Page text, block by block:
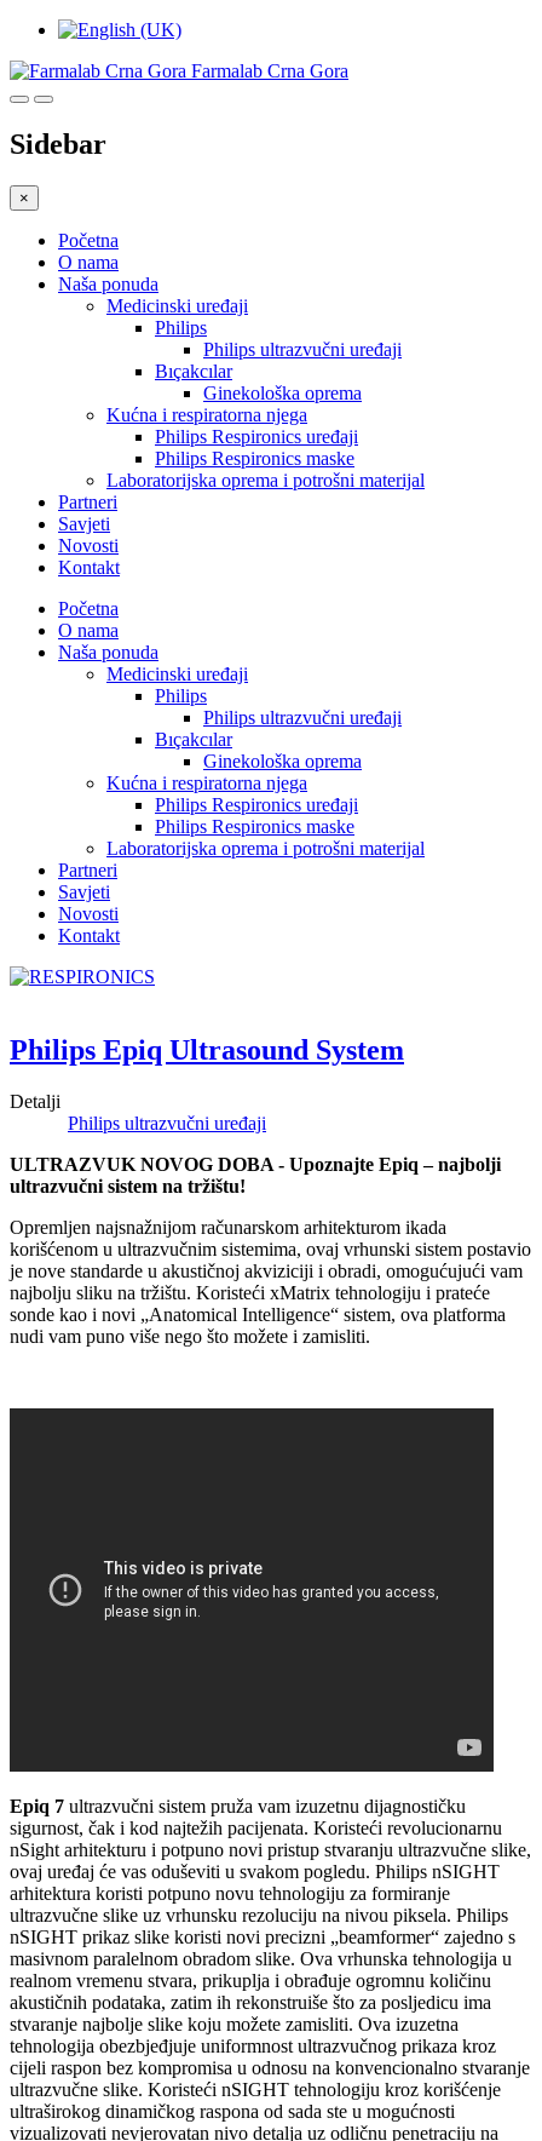
Farmalab Crna Gora
Sidebar
×
Početna
O nama
Naša ponuda
Medicinski uređaji
Philips
Philips ultrazvučni uređaji
Bıçakcılar
Ginekološka oprema
Kućna i respiratorna njega
Philips Respironics uređaji
Philips Respironics maske
Laboratorijska oprema i potrošni materijal
Partneri
Savjeti
Novosti
Kontakt
Početna
O nama
Naša ponuda
Medicinski uređaji
Philips
Philips ultrazvučni uređaji
Bıçakcılar
Ginekološka oprema
Kućna i respiratorna njega
Philips Respironics uređaji
Philips Respironics maske
Laboratorijska oprema i potrošni materijal
Partneri
Savjeti
Novosti
Kontakt
Philips Epiq Ultrasound System
Detalji
Philips ultrazvučni uređaji
ULTRAZVUK NOVOG DOBA - Upoznajte Epiq – najbolji
ultrazvučni sistem na tržištu!
Opremljen najsnažnijom računarskom arhitekturom ikada
korišćenom u ultrazvučnim sistemima, ovaj vrhunski sistem postavio
je nove standarde u akustičnoj akviziciji i obradi, omogućujući vam
najbolju sliku na tržištu. Koristeći xMatrix tehnologiju i prateće
sonde kao i novi „Anatomical Intelligence“ sistem, ova platforma
nudi vam puno više nego što možete i zamisliti.
Epiq 7 ultrazvučni sistem pruža vam izuzetnu dijagnostičku
sigurnost, čak i kod najtežih pacijenata. Koristeći revolucionarnu
nSight arhitekturu i potpuno novi pristup stvaranju ultrazvučne slike,
ovaj uređaj će vas oduševiti u svakom pogledu. Philips nSIGHT
arhitektura koristi potpuno novu tehnologiju za formiranje
ultrazvučne slike uz vrhunsku rezoluciju na nivou piksela. Philips
nSIGHT prikaz slike koristi novi precizni „beamformer“ zajedno s
masivnom paralelnom obradom slike. Ova vrhunska tehnologija u
realnom vremenu stvara, prikuplja i obrađuje ogromnu količinu
akustičnih podataka, zatim ih rekonstruiše što za posljedicu ima
stvaranje najbolje slike koju možete zamisliti. Ova izuzetna
tehnologija obezbjeđjuje uniformnost ultrazvučnog prikaza kroz
cijeli raspon bez kompromisa u odnosu na konvencionalno stvaranje
ultrazvučne slike. Koristeći nSIGHT tehnologiju kroz korišćenje
ultraširokog dinamičkog raspona od sada ste u mogućnosti
vizualizovati nevjerovatan nivo detalja uz odličnu penetraciju na